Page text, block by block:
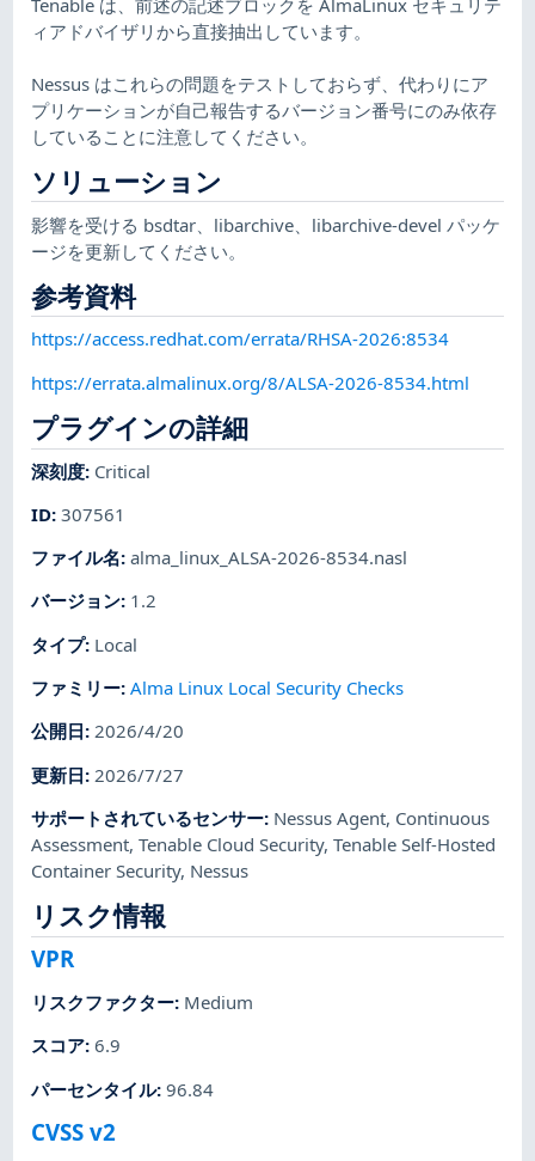
ィアドバイザリから直接抽出しています。
Nessus はこれらの問題をテストしておらず、代わりにア
プリケーションが自己報告するバージョン番号にのみ依存
していることに注意してください。
ソリューション
影響を受ける bsdtar、libarchive、libarchive-devel パッケ
ージを更新してください。
参考資料
https://access.redhat.com/errata/RHSA-2026:8534
https://errata.almalinux.org/8/ALSA-2026-8534.html
プラグインの詳細
深刻度: Critical
ID:307561
ファイル名:alma_linux_ALSA-2026-8534.nasl
バージョン: 1.2
タイプ: Local
ファミリー:Alma Linux Local Security Checks
公開日:2026/4/20
更新日: 2026/7/27
サポートされているセンサー: Nessus Agent, Continuous
Assessment,Tenable Cloud Security,Tenable Self-Hosted
Container Security, Nessus
リスク情報
VPR
リスクファクター: Medium
スコア:6.9
パーセンタイル:96.84
CVSS v2